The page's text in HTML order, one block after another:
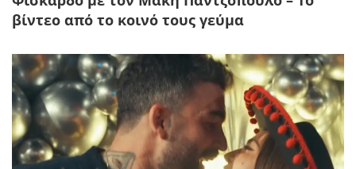
βίντεο από το κοινό τους γεύμα